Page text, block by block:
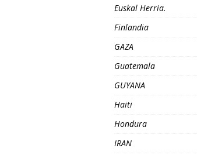
Euskal Herria.
Finlandia
GAZA
Guatemala
GUYANA
Haiti
Hondura
IRAN